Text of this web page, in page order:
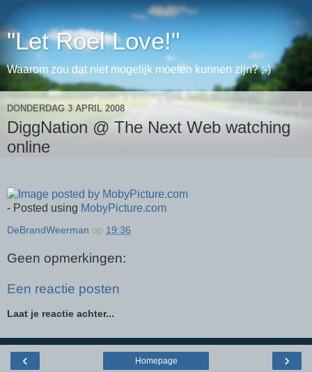
"Let Roel Love!"
Waarom zou dat niet mogelijk moeten kunnen zijn? ;-)
DONDERDAG 3 APRIL 2008
DiggNation @ The Next Web watching
online
- Posted using MobyPicture.com
DeBrandWeerman op 19:36
Geen opmerkingen:
Een reactie posten
Laat je reactie achter...
‹ ›
Homepage